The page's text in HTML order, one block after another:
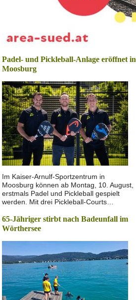
Padel- und Pickleball-Anlage eröffnet in
Moosburg
Im Kaiser-Arnulf-Sportzentrum in
Moosburg können ab Montag, 10. August,
erstmals Padel und Pickleball gespielt
werden. Mit drei Pickleball-Courts…
65-Jähriger stirbt nach Badeunfall im
Wörthersee